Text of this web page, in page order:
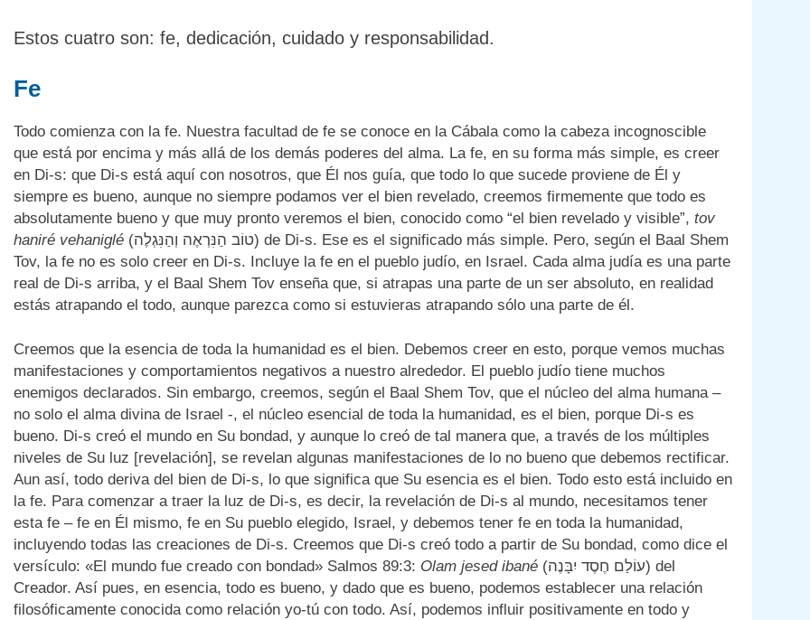
Estos cuatro son: fe, dedicación, cuidado y responsabilidad.
Fe
Todo comienza con la fe. Nuestra facultad de fe se conoce en la Cábala como la cabeza incognoscible
que está por encima y más allá de los demás poderes del alma. La fe, en su forma más simple, es creer
en Di-s: que Di-s está aquí con nosotros, que Él nos guía, que todo lo que sucede proviene de Él y
siempre es bueno, aunque no siempre podamos ver el bien revelado, creemos firmemente que todo es
absolutamente bueno y que muy pronto veremos el bien, conocido como “el bien revelado y visible”, tov
haniré vehaniglé(טוֹב הַנִּרְאֶה וְהַנִּגְלֶה) de Di-s. Ese es el significado más simple. Pero, según el Baal Shem
Tov, la fe no es solo creer en Di-s. Incluye la fe en el pueblo judío, en Israel. Cada alma judía es una parte
real de Di-s arriba, y el Baal Shem Tov enseña que, si atrapas una parte de un ser absoluto, en realidad
estás atrapando el todo, aunque parezca como si estuvieras atrapando sólo una parte de él.
Creemos que la esencia de toda la humanidad es el bien. Debemos creer en esto, porque vemos muchas
manifestaciones y comportamientos negativos a nuestro alrededor. El pueblo judío tiene muchos
enemigos declarados. Sin embargo, creemos, según el Baal Shem Tov, que el núcleo del alma humana –
no solo el alma divina de Israel -, el núcleo esencial de toda la humanidad, es el bien, porque Di-s es
bueno. Di-s creó el mundo en Su bondad, y aunque lo creó de tal manera que, a través de los múltiples
niveles de Su luz [revelación], se revelan algunas manifestaciones de lo no bueno que debemos rectificar.
Aun así, todo deriva del bien de Di-s, lo que significa que Su esencia es el bien. Todo esto está incluido en
la fe. Para comenzar a traer la luz de Di-s, es decir, la revelación de Di-s al mundo, necesitamos tener
esta fe – fe en Él mismo, fe en Su pueblo elegido, Israel, y debemos tener fe en toda la humanidad,
incluyendo todas las creaciones de Di-s. Creemos que Di-s creó todo a partir de Su bondad, como dice el
versículo: «El mundo fue creado con bondad» Salmos 89:3: Olam jesed ibané(עוֹלַם חֶסֶד יִבָּנֶה) del
Creador. Así pues, en esencia, todo es bueno, y dado que es bueno, podemos establecer una relación
filosóficamente conocida como relación yo-tú con todo. Así, podemos influir positivamente en todo y